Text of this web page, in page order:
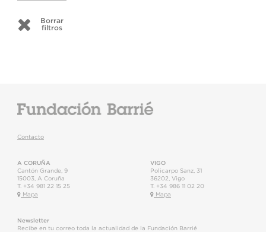
Borrar
filtros
Contacto
A CORUÑA
Cantón Grande, 9
15003
A Coruña
T. +34 981 22 15 25
Mapa
VIGO
Policarpo Sanz, 31
36202 Vigo
T. +34 986 11 02 20
Mapa
Newsletter
Recibe en tu correo toda la actualidad de la Fundación Barrié